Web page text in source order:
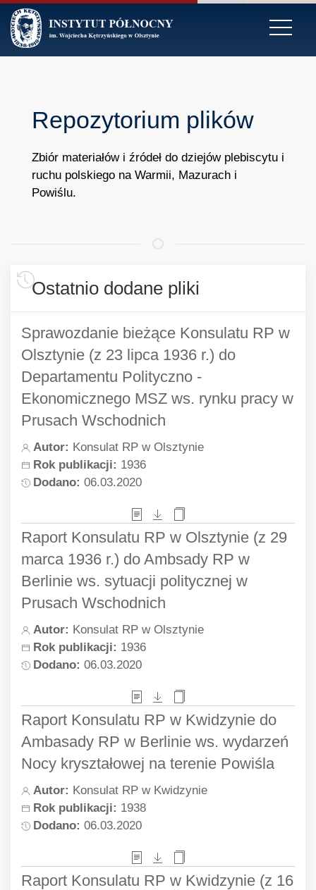
Repozytorium plików
Zbiór materiałów i źródeł do dziejów plebiscytu i
ruchu polskiego na Warmii, Mazurach i
Powiślu.
Ostatnio dodane pliki
Sprawozdanie bieżące Konsulatu RP w
Olsztynie (z 23 lipca 1936 r.) do
Departamentu Polityczno -
Ekonomicznego MSZ ws. rynku pracy w
Prusach Wschodnich
Autor: Konsulat RP w Olsztynie
Rok publikacji: 1936
Dodano: 06.03.2020
Raport Konsulatu RP w Olsztynie (z 29
marca 1936 r.) do Ambsady RP w
Berlinie ws. sytuacji politycznej w
Prusach Wschodnich
Autor: Konsulat RP w Olsztynie
Rok publikacji: 1936
Dodano: 06.03.2020
Raport Konsulatu RP w Kwidzynie do
Ambasady RP w Berlinie ws. wydarzeń
Nocy kryształowej na terenie Powiśla
Autor: Konsulat RP w Kwidzynie
Rok publikacji: 1938
Dodano: 06.03.2020
Raport Konsulatu RP w Kwidzynie (z 16